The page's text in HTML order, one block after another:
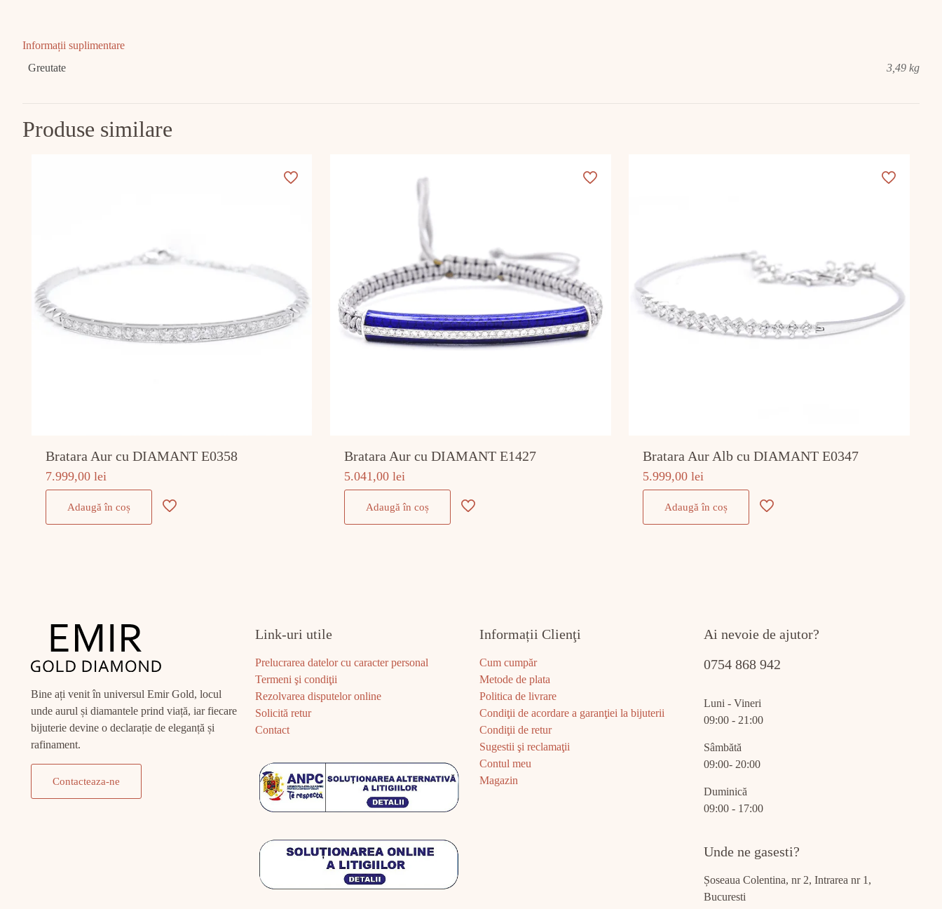
Informații suplimentare
Greutate
3,49 kg
Produse similare
Bratara Aur cu DIAMANT E0358
7.999,00 lei
Adaugă în coș
Bratara Aur cu DIAMANT E1427
5.041,00lei
Adaugă în coș
Bratara Aur Alb cu DIAMANT E0347
5.999,00lei
Adaugă în coș
Bine ați venit în universul Emir Gold, locul
unde aurul și diamantele prind viață, iar fiecare
bijuterie devine o declarație de eleganță și
rafinament.
Contacteaza-ne
Link-uri utile
Prelucrarea datelor cu caracter personal
Termeni şi condiţii
Rezolvarea disputelor online
Solicită retur
Contact
Informații Clienţi
Cum cumpăr
Metode de plata
Politica de livrare
Condiţii de acordare a garanţiei la bijuterii
Condiţii de retur
Sugestii şi reclamaţii
Contul meu
Magazin
Ai nevoie de ajutor?
0754 868 942
Luni - Vineri
09:00 - 21:00
Sâmbătă
09:00- 20:00
Duminică
09:00 - 17:00
Unde ne gasesti?
Șoseaua Colentina, nr 2, Intrarea nr 1,
Bucuresti